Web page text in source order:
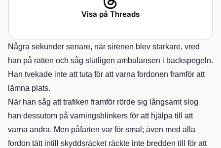
Visa på Threads
Några sekunder senare, när sirenen blev starkare, vred
han på ratten och såg slutligen ambulansen i backspegeln.
Han tvekade inte att tuta för att varna fordonen framför att
lämna plats.
När han såg att trafiken framför rörde sig långsamt slog
han dessutom på varningsblinkers för att hjälpa till att
varna andra. Men påfarten var för smal; även med alla
fordon tätt intill skyddsräcket räckte inte bredden till för att